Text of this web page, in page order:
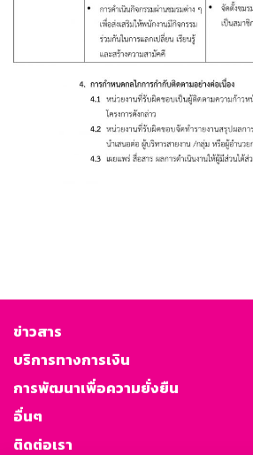
ข่าวสาร
บริการทางการเงิน
การพัฒนาเพื่อความยั่งยืน
อื่นๆ
ติดต่อเรา